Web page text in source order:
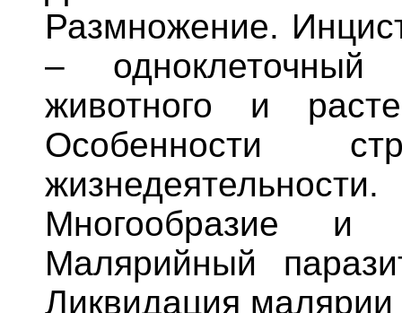
Размножение.
–
животного и
Особенности
Многообразие и
Малярийный
Ликвидация малярии